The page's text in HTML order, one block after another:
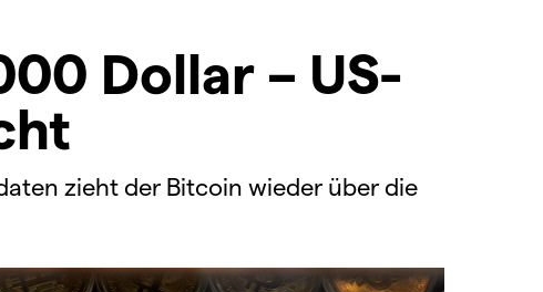
Dollar – US-
zieht der Bitcoin wieder über die